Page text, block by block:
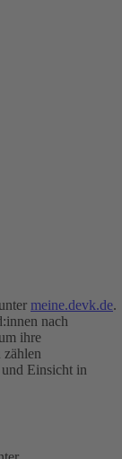
meine.devk.de.
nach
ihre
Einsicht in